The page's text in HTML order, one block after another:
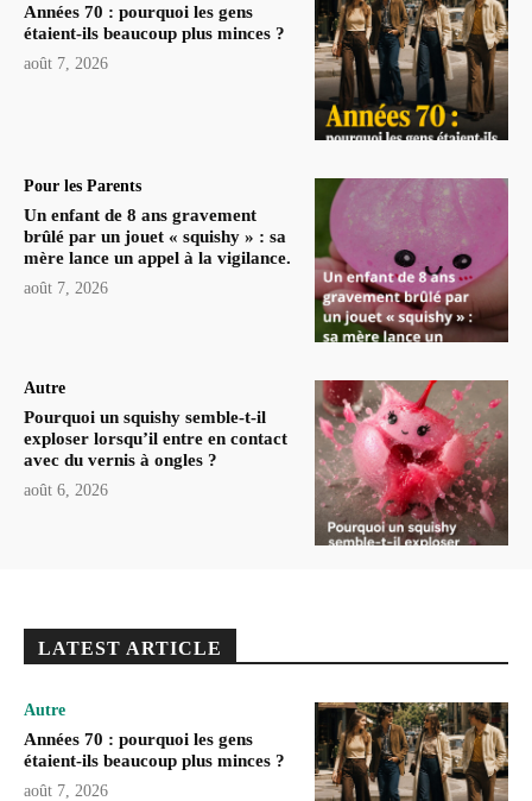
Années 70 : pourquoi les gens
étaient-ils beaucoup plus minces ?
août 7, 2026
Pour les Parents
Un enfant de 8 ans gravement
brûlé par un jouet « squishy » : sa
mère lance un appel à la vigilance.
août 7, 2026
Autre
Pourquoi un squishy semble-t-il
exploser lorsqu’il entre en contact
avec du vernis à ongles ?
août 6, 2026
LATEST ARTICLE
Autre
Années 70 : pourquoi les gens
étaient-ils beaucoup plus minces ?
août 7, 2026